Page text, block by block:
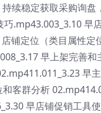
续稳定获取采购询盘
.mp43.003_3.10 早
铺定位（类目属性
早上架完善
早
客群分析
早店铺促销工具